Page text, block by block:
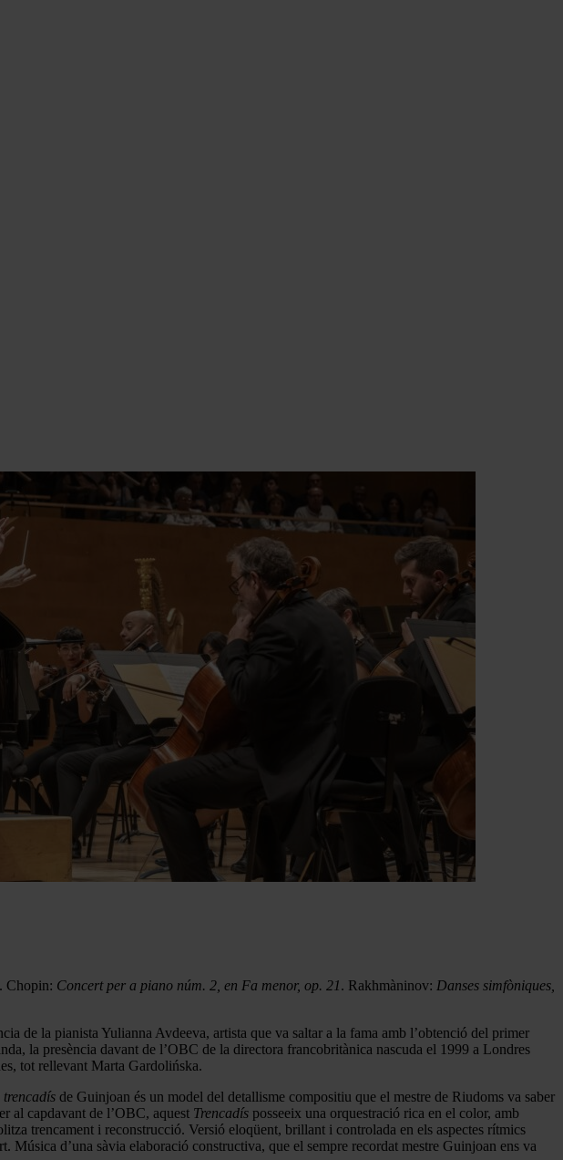
. Chopin: Concert per a piano núm. 2, en Fa menor, op. 21. Rakhmàninov: Danses simfòniques,
de la pianista Yulianna Avdeeva, artista que va saltar a la fama amb l’obtenció del primer
la presència davant de l’OBC de la directora francobritànica nascuda el 1999 a Londres
tot rellevant Marta Gardolińska.
de Guinjoan és un model del detallisme compositiu que el mestre de Riudoms va saber
al capdavant de l’OBC, aquest Trencadís posseeix una orquestració rica en el color, amb
trencament i reconstrucció. Versió eloqüent, brillant i controlada en els aspectes rítmics
Música d’una sàvia elaboració constructiva, que el sempre recordat mestre Guinjoan ens va